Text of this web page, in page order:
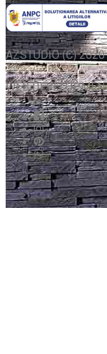
AZSTUDIO (C) 2020
WEB